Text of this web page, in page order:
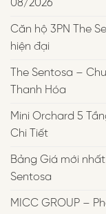
08/2026
Căn hộ 3PN The
hiện đại
The Sentosa –
Thanh Hóa
Mini Orchard 5
Chi Tiết
Bảng Giá mới
Sentosa
MICC GROUP –